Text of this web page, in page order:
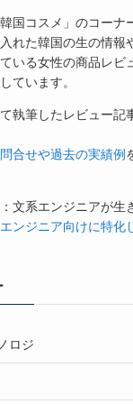
国コスメ」のコーナ
れた韓国の生の情報
いる女性の商品レビ
ています。
執筆したレビュー記
合せや過去の実績例
文系エンジニアが生
エンジニア向けに特化
ロジ